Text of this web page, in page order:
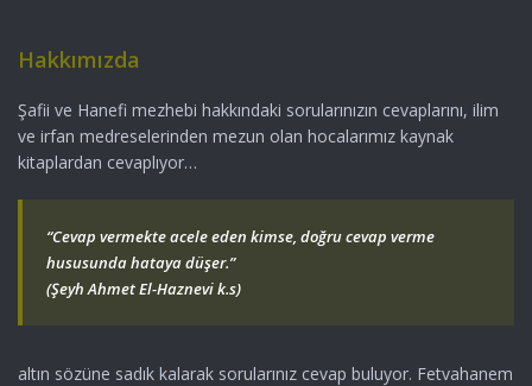
Hakkımızda
Şafii ve Hanefi mezhebi hakkındaki sorularınızın cevaplarını, ilim
ve irfan medreselerinden mezun olan hocalarımız kaynak
kitaplardan cevaplıyor…
“Cevap vermekte acele eden kimse, doğru cevap verme
hususunda hataya düşer.”
(Şeyh Ahmet El-Haznevi k.s)
altın sözüne sadık kalarak sorularınız cevap buluyor. Fetvahanem